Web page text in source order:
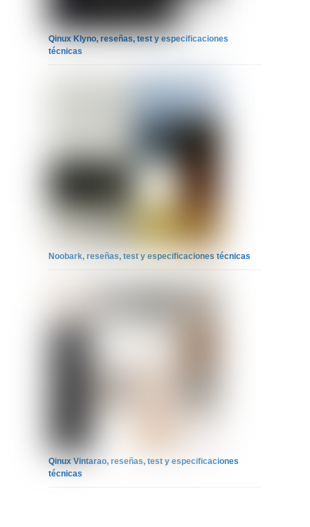
Qinux Klyno, reseñas, test y especificaciones
técnicas
Noobark, reseñas, test y especificaciones técnicas
Qinux Vintarao, reseñas, test y especificaciones
técnicas